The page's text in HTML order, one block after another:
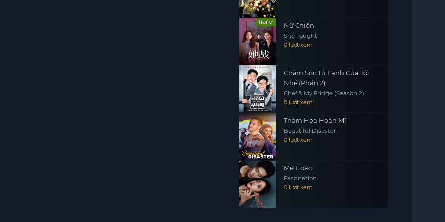
Trailer Nữ Chiến
She Fought
0 lượt xem
Chăm Sóc Tủ Lạnh Của Tôi
Nhé (Phần 2)
Chef & My Fridge (Season 2)
0 lượt xem
Thảm Họa Hoàn Mĩ
Beautiful Disaster
0 lượt xem
Mê Hoặc
Fascination
0 lượt xem